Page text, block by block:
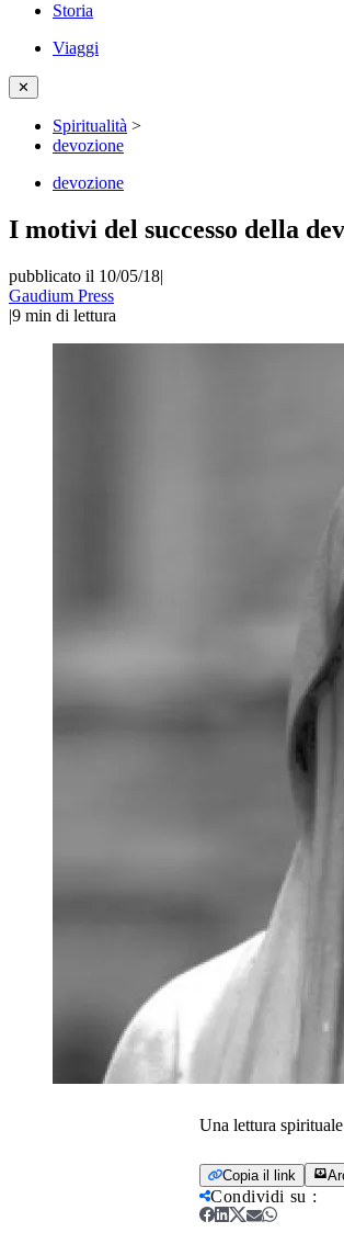
Storia
Viaggi
✕
Spiritualità >
devozione
devozione
I motivi del successo della
pubblicato il 10/05/18|
Gaudium Press
|9 min di lettura
Una lettura
Copia il link
Condividi su :